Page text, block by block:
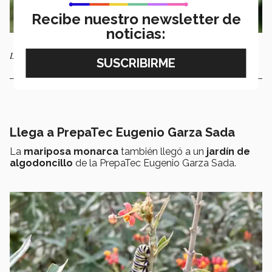
La asclepia está plantada frente a Rectoría y en Parque Central.
Llega a PrepaTec Eugenio Garza Sada
La mariposa monarca también llegó a un jardín de
algodoncillo de la PrepaTec Eugenio Garza Sada.
Recibe nuestro newsletter de
noticias: